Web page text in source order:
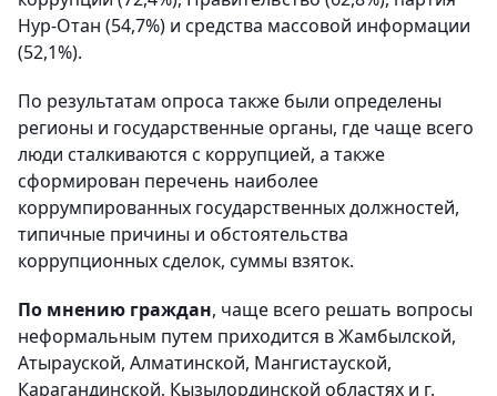
Нур-Отан (54,7%) и средства массовой информации
(52,1%).
По результатам опроса также были определены
регионы и государственные органы, где чаще всего
люди сталкиваются с коррупцией, а также
сформирован перечень наиболее
коррумпированных государственных должностей,
типичные причины и обстоятельства
коррупционных сделок, суммы взяток.
По мнению граждан, чаще всего решать вопросы
неформальным путем приходится в Жамбылской,
Атырауской, Алматинской, Мангистауской,
Карагандинской, Кызылординской областях и г.